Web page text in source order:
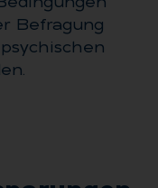
Befragung